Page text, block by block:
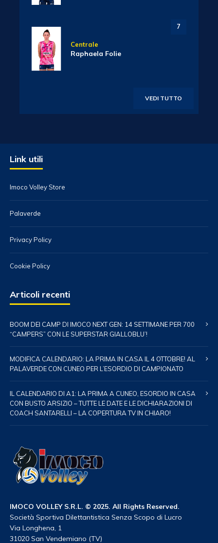
7
Centrale
Raphaela Folie
VEDI TUTTO
Link utili
Imoco Volley Store
Palaverde
Privacy Policy
Cookie Policy
Articoli recenti
BOOM DEI CAMP DI IMOCO NEXT GEN: 14 SETTIMANE PER 700
“CAMPERS” CON LE SUPERSTAR GIALLOBLU’!
MODIFICA CALENDARIO: LA PRIMA IN CASA IL 4 OTTOBRE! AL
PALAVERDE CON CUNEO PER L’ESORDIO DI CAMPIONATO
IL CALENDARIO DI A1: LA PRIMA A CUNEO, ESORDIO IN CASA
CON BUSTO ARSIZIO – TUTTE LE DATE E LE DICHIARAZIONI DI
COACH SANTARELLI – LA COPERTURA TV IN CHIARO!
IMOCO VOLLEY S.R.L. © 2025. All Rights Reserved.
Società Sportiva Dilettantistica Senza Scopo di Lucro
Via Longhena, 1
31020 San Vendemiano (TV)